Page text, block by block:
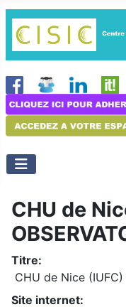
CHU de
Titre:
CHU de Nice (IUFC)
Site internet: